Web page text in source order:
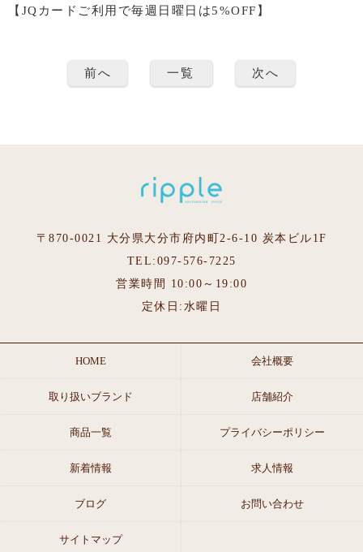
【JQカードご利用で毎週日曜日は5%OFF】
前へ 一覧 次へ
〒870-0021 大分県大分市府内町2-6-10 炭本ビル1F
TEL:097-576-7225
営業時間 10:00～19:00
定休日:水曜日
HOME 会社概要
取り扱いブランド 店舗紹介
商品一覧 プライバシーポリシー
新着情報 求人情報
ブログ お問い合わせ
サイトマップ